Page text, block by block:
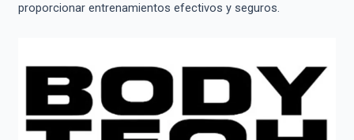
proporcionar entrenamientos efectivos y seguros.